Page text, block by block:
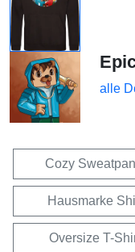
alle
Cozy
Hausmarke
Oversize T-